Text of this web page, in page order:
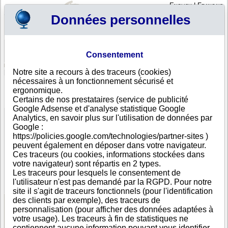
English|Français
Votre panier est vide
Afghanistan > Toutes villes > Kabul
International Specialized Services, Kabul
FICHE ENTREPRISE
Dénomination International Specialized Services
Adresse
Street 2 Sher Pur District 10
Ville
Kabul
Pays
Afghanistan
Type
d'adresse
Adresse unique
Téléphone
+93 79-------
DUNS®
Number
55-------
Voir les informations disponibles
Données personnelles
Consentement
Notre site a recours à des traceurs (cookies)
nécessaires à un fonctionnement sécurisé et
ergonomique.
Certains de nos prestataires (service de publicité
Google Adsense et d'analyse statistique Google
Analytics, en savoir plus sur l'utilisation de données par
Google :
https://policies.google.com/technologies/partner-sites )
peuvent également en déposer dans votre navigateur.
Ces traceurs (ou cookies, informations stockées dans
votre navigateur) sont répartis en 2 types.
Les traceurs pour lesquels le consentement de
l'utilisateur n'est pas demandé par la RGPD. Pour notre
site il s'agit de traceurs fonctionnels (pour l'identification
des clients par exemple), des traceurs de
personnalisation (pour afficher des données adaptées à
votre usage). Les traceurs à fin de statistiques ne